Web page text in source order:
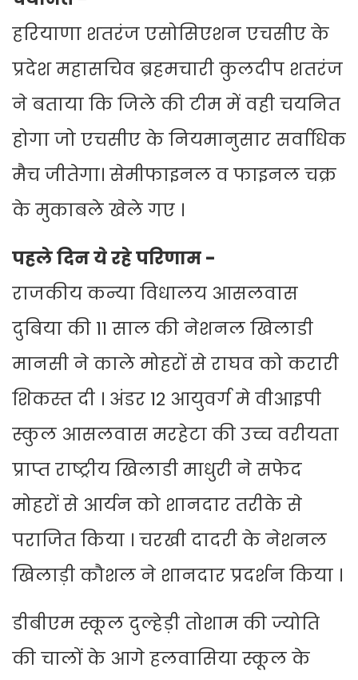
हरियाणा शतरंज एसोसिएशन एचसीए के
प्रदेश महासचिव ब्रहमचारी कुलदीप शतरंज
ने बताया कि जिले की टीम में वही चयनित
होगा जो एचसीए के नियमानुसार सर्वाधिक
मैच जीतेगा। सेमीफाइनल व फाइनल चक्र
के मुकाबले खेले गए ।
पहले दिन ये रहे परिणाम -
राजकीय कन्या विधालय आसलवास
दुबिया की 11 साल की नेशनल खिलाडी
मानसी ने काले मोहरों से राघव को करारी
शिकस्त दी । अंडर 12 आयुवर्ग मे वीआइपी
स्कुल आसलवास मरहेटा की उच्च वरीयता
प्राप्त राष्ट्रीय खिलाडी माधुरी ने सफेद
मोहरों से आर्यन को शानदार तरीके से
पराजित किया । चरखी दादरी के नेशनल
खिलाड़ी कौशल ने शानदार प्रदर्शन किया ।
डीबीएम स्कूल दुल्हेड़ी तोशाम की ज्योति
की चालों के आगे हलवासिया स्कूल के